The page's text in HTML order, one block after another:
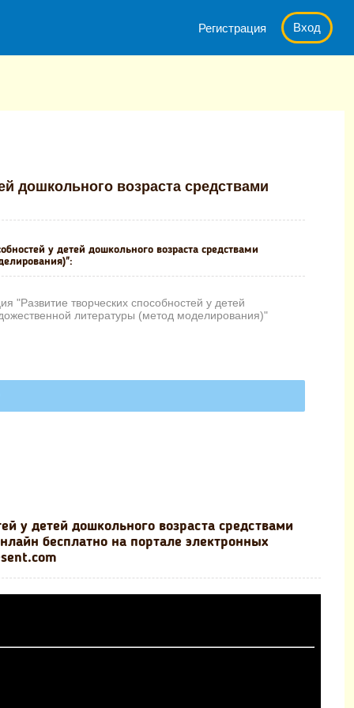
Регистрация Вход
дошкольного возраста средствами
у детей дошкольного возраста средствами
"Развитие творческих способностей у детей
литературы (метод моделирования)"
у детей дошкольного возраста средствами
бесплатно на портале электронных